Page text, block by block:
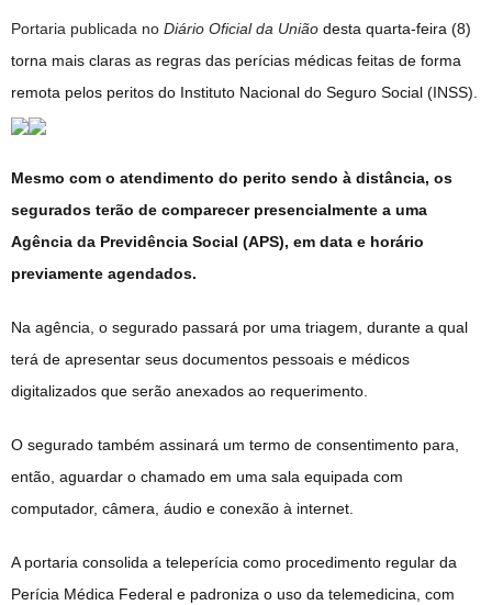
Portaria publicada no Diário Oficial da União desta quarta-feira (8)
torna mais claras as regras das perícias médicas feitas de forma
remota pelos peritos do Instituto Nacional do Seguro Social (INSS).
Mesmo com o atendimento do perito sendo à distância, os
segurados terão de comparecer presencialmente a uma
Agência da Previdência Social (APS), em data e horário
previamente agendados.
Na agência, o segurado passará por uma triagem, durante a qual
terá de apresentar seus documentos pessoais e médicos
digitalizados que serão anexados ao requerimento.
O segurado também assinará um termo de consentimento para,
então, aguardar o chamado em uma sala equipada com
computador, câmera, áudio e conexão à internet.
A portaria consolida a teleperícia como procedimento regular da
Perícia Médica Federal e padroniza o uso da telemedicina, com